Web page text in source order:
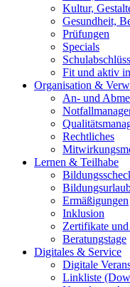
Kultur,
Gesundheit,
Prüfungen
Specials
Fit und aktiv
Organisation &
An- und
Rechtliches
Lernen & Teilhabe
Ermäßigungen
Inklusion
Zertifikate
Beratungstage
Digitales & Service
Digitale
Linkliste